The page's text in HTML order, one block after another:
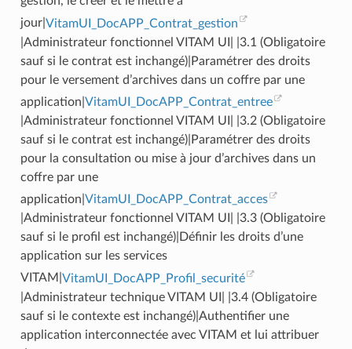
jour| VitamUI_DocAPP_Contrat_gestion
|Administrateur fonctionnel VITAM UI| |3.1 (Obligatoire
sauf si le contrat est inchangé)|Paramétrer des droits
pour le versement d’archives dans un coffre par une
application| VitamUI_DocAPP_Contrat_entree
|Administrateur fonctionnel VITAM UI| |3.2 (Obligatoire
sauf si le contrat est inchangé)|Paramétrer des droits
pour la consultation ou mise à jour d’archives dans un
coffre par une
application| VitamUI_DocAPP_Contrat_acces
|Administrateur fonctionnel VITAM UI| |3.3 (Obligatoire
sauf si le profil est inchangé)|Définir les droits d’une
application sur les services
VITAM| VitamUI_DocAPP_Profil_securité
|Administrateur technique VITAM UI| |3.4 (Obligatoire
sauf si le contexte est inchangé)|Authentifier une
application interconnectée avec VITAM et lui attribuer